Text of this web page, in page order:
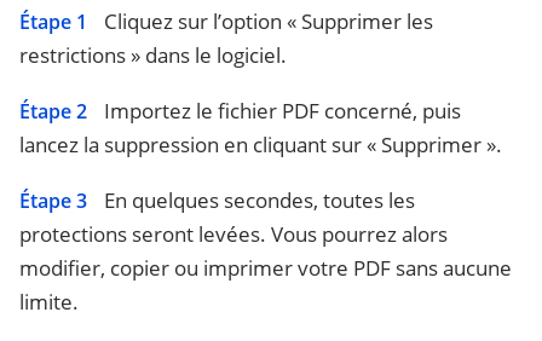
Étape 1
Cliquez sur l’option « Supprimer les
restrictions » dans le logiciel.
Étape 2
Importez le fichier PDF concerné, puis
lancez la suppression en cliquant sur « Supprimer ».
Étape 3
En quelques secondes, toutes les
protections seront levées. Vous pourrez alors
modifier, copier ou imprimer votre PDF sans aucune
limite.